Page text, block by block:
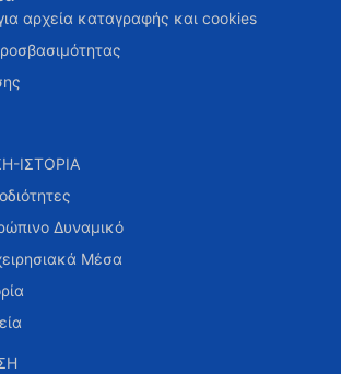
αρχεία καταγραφής και cookies
ΙΣΤΟΡΙΑ
Δυναμικό
Μέσα